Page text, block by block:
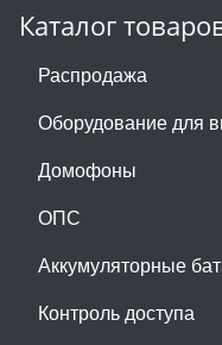
Каталог
Распродажа
Оборудование для
Домофоны
ОПС
Аккумуляторные
Контроль доступа